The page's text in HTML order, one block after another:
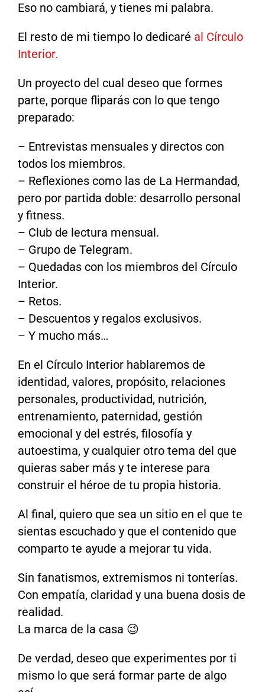
Eso no cambiará, y tienes mi palabra.
El resto de mi tiempo lo dedicaré al Círculo
Interior.
Un proyecto del cual deseo que formes
parte, porque fliparás con lo que tengo
preparado:
– Entrevistas mensuales y directos con
todos los miembros.
– Reflexiones como las de La Hermandad,
pero por partida doble: desarrollo personal
y fitness.
– Club de lectura mensual.
– Grupo de Telegram.
– Quedadas con los miembros del Círculo
Interior.
– Retos.
– Descuentos y regalos exclusivos.
– Y mucho más…
En el Círculo Interior hablaremos de
identidad, valores, propósito, relaciones
personales, productividad, nutrición,
entrenamiento, paternidad, gestión
emocional y del estrés, filosofía y
autoestima, y cualquier otro tema del que
quieras saber más y te interese para
construir el héroe de tu propia historia.
Al final, quiero que sea un sitio en el que te
sientas escuchado y que el contenido que
comparto te ayude a mejorar tu vida.
Sin fanatismos, extremismos ni tonterías.
Con empatía, claridad y una buena dosis de
realidad.
La marca de la casa 😉
De verdad, deseo que experimentes por ti
mismo lo que será formar parte de algo